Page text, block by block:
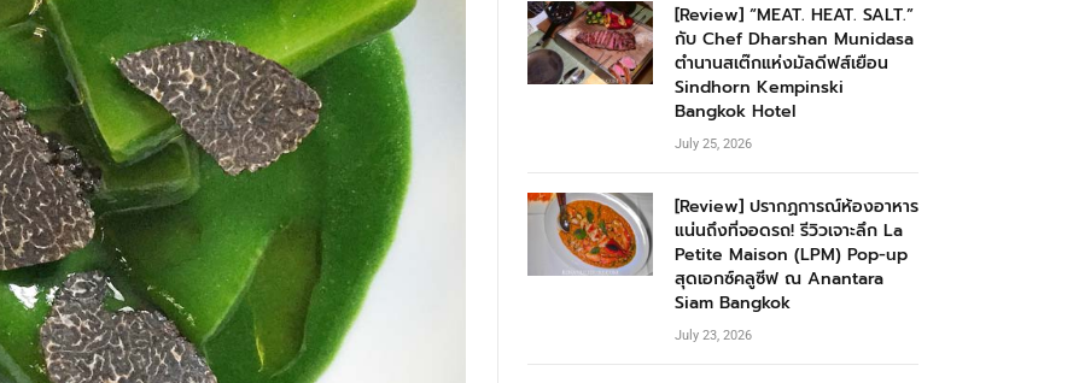
[Review] “MEAT. HEAT. SALT.”
กับ Chef Dharshan Munidasa
ตำนานสเต๊กแห่งมัลดีฟส์เยือน
Sindhorn Kempinski
Bangkok Hotel
July 25, 2026
[Review] ปรากฏการณ์ห้องอาหาร
แน่นถึงที่จอดรถ! รีวิวเจาะลึก La
Petite Maison (LPM) Pop-up
สุดเอกซ์คลูซีฟ ณ Anantara
Siam Bangkok
July 23, 2026